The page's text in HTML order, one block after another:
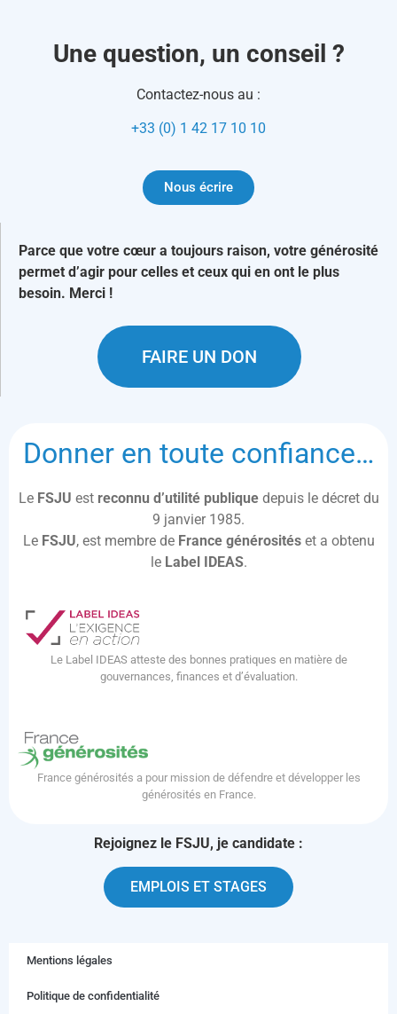
Une question, un conseil ?
Contactez-nous au :
+33 (0) 1 42 17 10 10
Nous écrire
Parce que votre cœur a toujours raison, votre générosité
permet d’agir pour celles et ceux qui en ont le plus
besoin. Merci !
FAIRE UN DON
Donner en toute confiance…
Le FSJU est reconnu d’utilité publique depuis le décret du
9 janvier 1985.
Le FSJU, est membre de France générositéset a obtenu
le Label IDEAS.
Le Label IDEAS atteste des bonnes pratiques en matière de
gouvernances, finances et d’évaluation.
France générosités a pour mission de défendre et développer les
générosités en France.
Rejoignez le FSJU, je candidate :
EMPLOIS ET STAGES
Mentions légales
Politique de confidentialité